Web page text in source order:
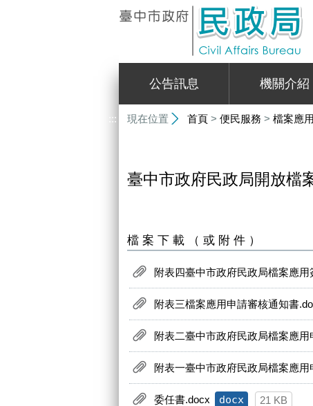
公告訊息 機關介紹
::: 現在位置 首頁 > 便民服務 > 檔案應
臺中市政府民政局開放檔
檔案下載（或附件）
附表四臺中市政府民政局檔案應用
附表三檔案應用申請審核通知書
附表二臺中市政府民政局檔案應
附表一臺中市政府民政局檔案應用
委任書.docx docx 21 KB